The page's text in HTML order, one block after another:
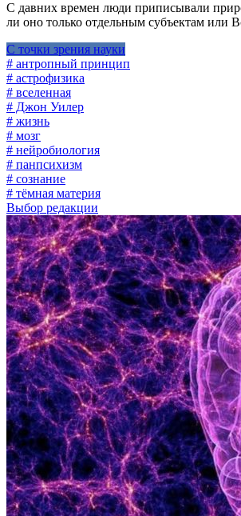
С давних времен люди приписывали
ли оно только отдельным субъектам или
С точки зрения науки
# антропный принцип
# астрофизика
# вселенная
# Джон Уилер
# жизнь
# мозг
# нейробиология
# панпсихизм
# сознание
# тёмная материя
Выбор редакции